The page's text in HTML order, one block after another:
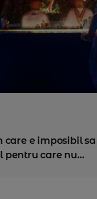
care e imposibil
pentru care nu...